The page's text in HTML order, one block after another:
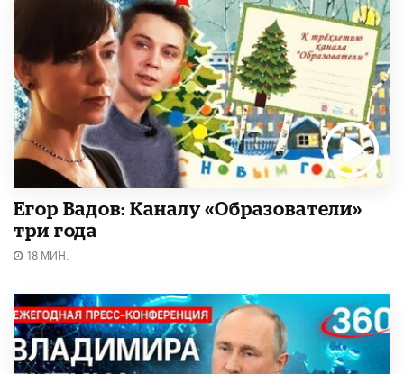
Егор Вадов: Каналу «Образователи»
три года
18 МИН.